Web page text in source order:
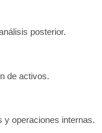
posterior.
de activos.
y operaciones internas.